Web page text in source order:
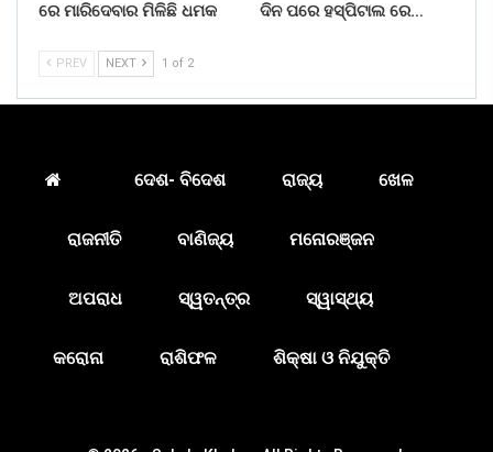
ରେ ମାରିଦେବାର ମିଳିଛି ଧମକ
ଦିନ ପରେ ହସ୍ପିଟାଲ ରେ…
PREV NEXT 1 of 2
ଦେଶ- ବିଦେଶ ରାଜ୍ୟ ଖେଳ
ରାଜନୀତି ବାଣିଜ୍ୟ ମନୋରଞ୍ଜନ
ଅପରାଧ ସ୍ୱତନ୍ତ୍ର ସ୍ୱାସ୍ଥ୍ୟ
କରୋନା ରାଶିଫଳ ଶିକ୍ଷା ଓ ନିଯୁକ୍ତି